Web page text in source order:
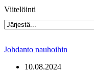
Viitelöinti
Johdanto nauhoihin
10.08.2024